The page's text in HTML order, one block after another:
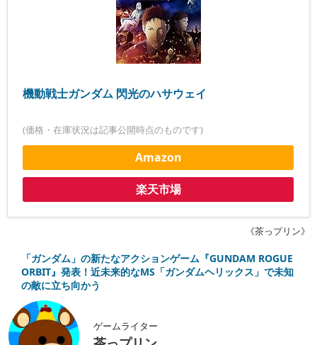
機動戦士ガンダム 閃光のハサウェイ
(価格・在庫状況は記事公開時点のものです)
Amazon
楽天市場
《茶っプリン》
「ガンダム」の新たなアクションゲーム『GUNDAM ROGUE
ORBIT』発表！近未来的なMS「ガンダムヘリックス」で未知
の敵に立ち向かう
ゲームライター